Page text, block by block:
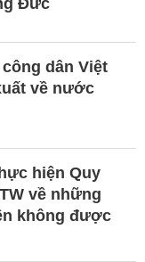
dân Việt
về nước
hiện Quy
về những
không được